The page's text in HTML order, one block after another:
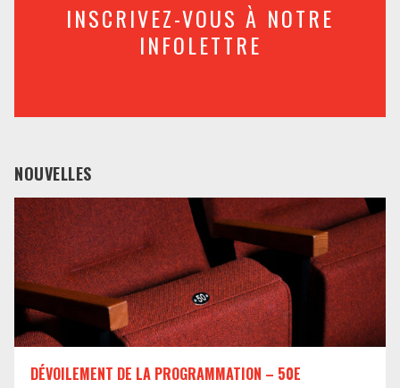
INSCRIVEZ-VOUS À NOTRE
INFOLETTRE
NOUVELLES
DÉVOILEMENT DE LA PROGRAMMATION – 50E